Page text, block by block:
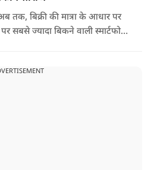
तक, बिक्री की मात्रा के आधार पर
सबसे ज्यादा बिकने वाली स्मार्टफोन